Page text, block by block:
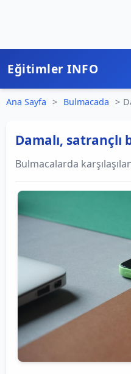
Eğitimler INFO
Ana Sayfa > Bulmacada >
Damalı, satrançlı
Bulmacalarda